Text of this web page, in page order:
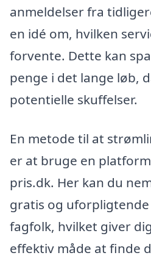
anmeldelser fra
en idé om, hvilken
forvente. Dette kan
penge i det lange løb,
potentielle skuffelser.
En metode til at
er at bruge en
pris.dk. Her kan du
gratis og
fagfolk, hvilket giver
effektiv måde at finde